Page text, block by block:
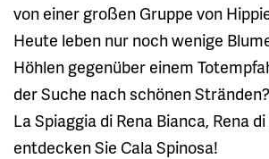
von einer großen Gruppe von
Heute leben nur noch wenige
Höhlen gegenüber einem
der Suche nach schönen
La Spiaggia di Rena Bianca, Rena
entdecken Sie Cala Spinosa!